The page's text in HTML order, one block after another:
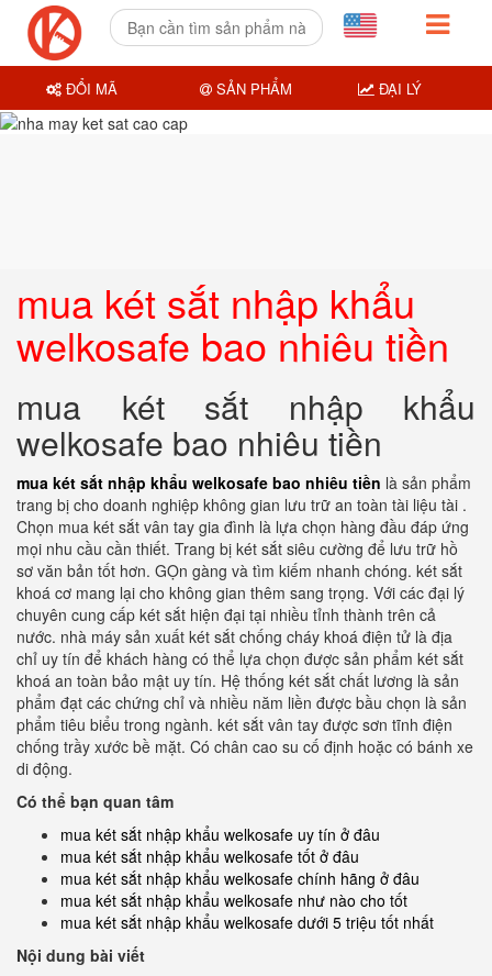
mua két sắt nhập khẩu
welkosafe bao nhiêu tiền
mua két sắt nhập khẩu
welkosafe bao nhiêu tiền
mua két sắt nhập khẩu welkosafe bao nhiêu tiền là sản phẩm
trang bị cho doanh nghiệp không gian lưu trữ an toàn tài liệu tài .
Chọn mua két sắt vân tay gia đình là lựa chọn hàng đầu đáp ứng
mọi nhu cầu cần thiết. Trang bị két sắt siêu cường để lưu trữ hồ
sơ văn bản tốt hơn. GỌn gàng và tìm kiếm nhanh chóng. két sắt
khoá cơ mang lại cho không gian thêm sang trọng. Với các đại lý
chuyên cung cấp két sắt hiện đại tại nhiều tỉnh thành trên cả
nước. nhà máy sản xuất két sắt chống cháy khoá điện tử là địa
chỉ uy tín để khách hàng có thể lựa chọn được sản phẩm két sắt
khoá an toàn bảo mật uy tín. Hệ thống két sắt chất lương là sản
phẩm đạt các chứng chỉ và nhiều năm liền được bầu chọn là sản
phẩm tiêu biểu trong ngành. két sắt vân tay được sơn tĩnh điện
chống trầy xước bề mặt. Có chân cao su cố định hoặc có bánh xe
di động.
Có thể bạn quan tâm
mua két sắt nhập khẩu welkosafe uy tín ở đâu
mua két sắt nhập khẩu welkosafe tốt ở đâu
mua két sắt nhập khẩu welkosafe chính hãng ở đâu
mua két sắt nhập khẩu welkosafe như nào cho tốt
mua két sắt nhập khẩu welkosafe dưới 5 triệu tốt nhất
Nội dung bài viết
ĐỔI MÃ SẢN PHẨM ĐẠI LÝ